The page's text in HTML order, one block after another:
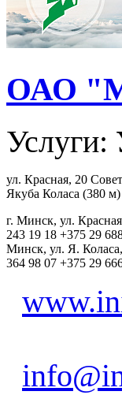
ОАО
Услуги:
ул. Красная, 20
Якуба Коласа (380 м)
г. Минск, ул.
243 19 18 +375 29
Минск, ул. Я.
364 98 07 +375 29